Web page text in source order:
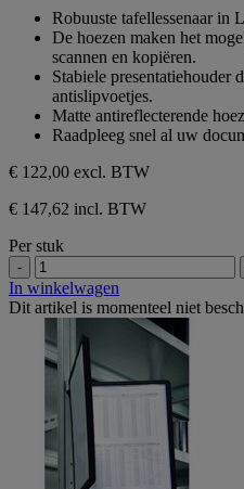
sterren.
Robuuste tafellessenaar in
De hoezen maken het
scannen en kopiëren.
Stabiele presentatiehouder
antislipvoetjes.
Matte antireflecterende
Raadpleeg snel al uw
€ 122,00 excl. BTW
€ 147,62 incl. BTW
Per stuk
-
In winkelwagen
Dit artikel is momenteel niet